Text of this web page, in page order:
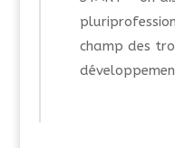
champ des